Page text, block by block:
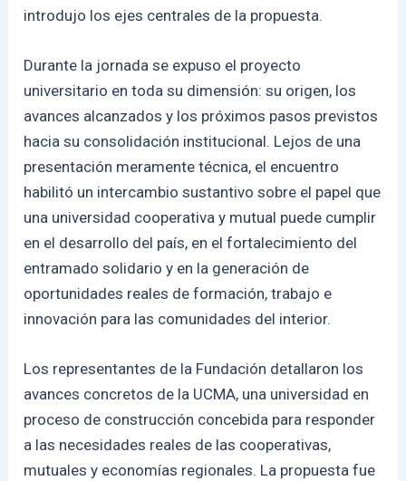
introdujo los ejes centrales de la propuesta.
Durante la jornada se expuso el proyecto
universitario en toda su dimensión: su origen, los
avances alcanzados y los próximos pasos previstos
hacia su consolidación institucional. Lejos de una
presentación meramente técnica, el encuentro
habilitó un intercambio sustantivo sobre el papel que
una universidad cooperativa y mutual puede cumplir
en el desarrollo del país, en el fortalecimiento del
entramado solidario y en la generación de
oportunidades reales de formación, trabajo e
innovación para las comunidades del interior.
Los representantes de la Fundación detallaron los
avances concretos de la UCMA, una universidad en
proceso de construcción concebida para responder
a las necesidades reales de las cooperativas,
mutuales y economías regionales. La propuesta fue